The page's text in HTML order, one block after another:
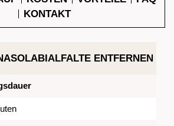
KONTAKT
ENTFERNEN